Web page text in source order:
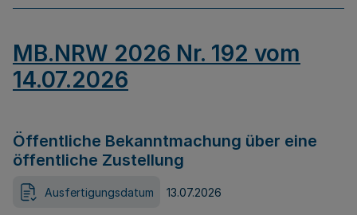
MB.NRW 2026 Nr. 192 vom
14.07.2026
Öffentliche Bekanntmachung über eine
öffentliche Zustellung
Ausfertigungsdatum 13.07.2026